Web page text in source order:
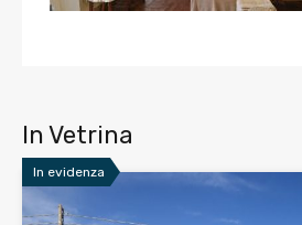
In Vetrina
In evidenza